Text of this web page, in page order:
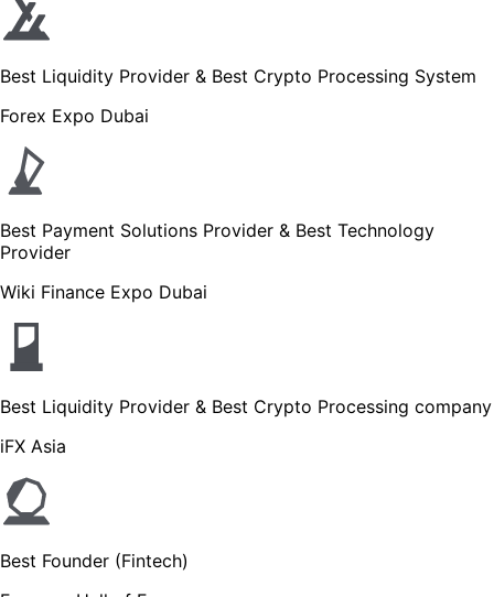
Best Liquidity Provider & Best Crypto Processing System
Forex Expo Dubai
Best Payment Solutions Provider & Best Technology
Provider
Wiki Finance Expo Dubai
Best Liquidity Provider & Best Crypto Processing company
iFX Asia
Best Founder (Fintech)